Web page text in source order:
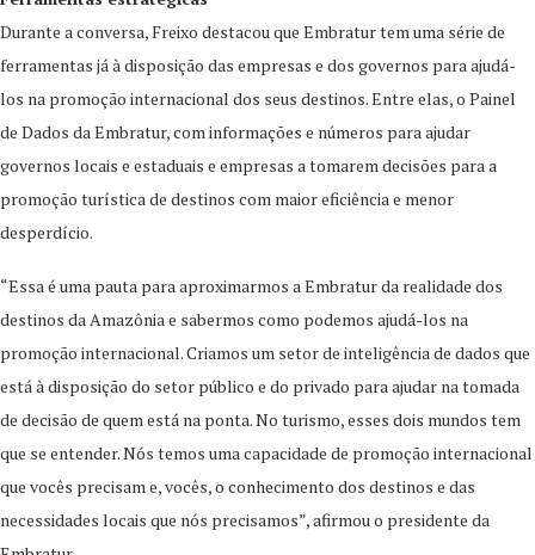
Durante a conversa, Freixo destacou que Embratur tem uma série de
ferramentas já à disposição das empresas e dos governos para ajudá-
los na promoção internacional dos seus destinos. Entre elas, o Painel
de Dados da Embratur, com informações e números para ajudar
governos locais e estaduais e empresas a tomarem decisões para a
promoção turística de destinos com maior eficiência e menor
desperdício.
“Essa é uma pauta para aproximarmos a Embratur da realidade dos
destinos da Amazônia e sabermos como podemos ajudá-los na
promoção internacional. Criamos um setor de inteligência de dados que
está à disposição do setor público e do privado para ajudar na tomada
de decisão de quem está na ponta. No turismo, esses dois mundos tem
que se entender. Nós temos uma capacidade de promoção internacional
que vocês precisam e, vocês, o conhecimento dos destinos e das
necessidades locais que nós precisamos”, afirmou o presidente da